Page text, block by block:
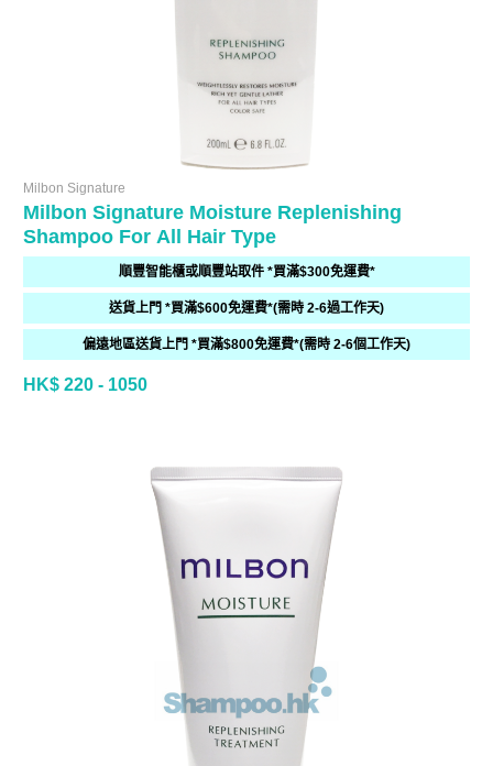
Milbon Signature
Milbon Signature Moisture Replenishing
Shampoo For All Hair Type
順豐智能櫃或順豐站取件 *買滿$300免運費*
送貨上門 *買滿$600免運費*(需時 2-6過工作天)
偏遠地區送貨上門 *買滿$800免運費*(需時 2-6個工作天)
HK$ 220 - 1050